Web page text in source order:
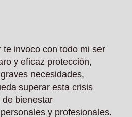
invoco con todo mi ser
y eficaz protección,
necesidades,
superar esta crisis
bienestar
y profesionales.